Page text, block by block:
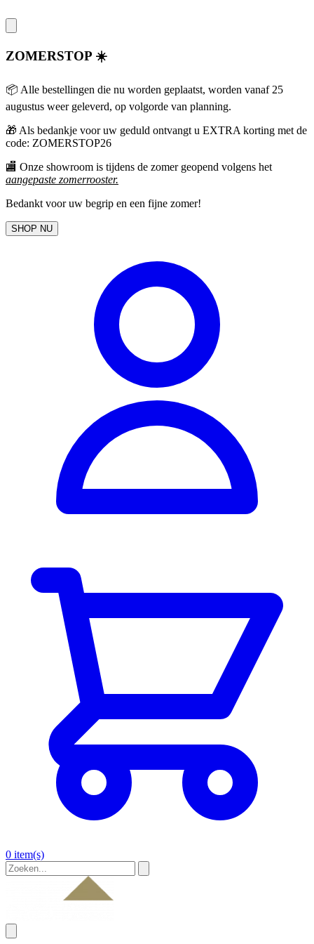
ZOMERSTOP ☀️
📦 Alle bestellingen die nu worden geplaatst, worden vanaf 25
augustus weer geleverd, op volgorde van planning.
🎁 Als bedankje voor uw geduld ontvangt u EXTRA korting met de
code: ZOMERSTOP26
🏬 Onze showroom is tijdens de zomer geopend volgens het
aangepaste zomerrooster.
Bedankt voor uw begrip en een fijne zomer!
SHOP NU
0 item(s)